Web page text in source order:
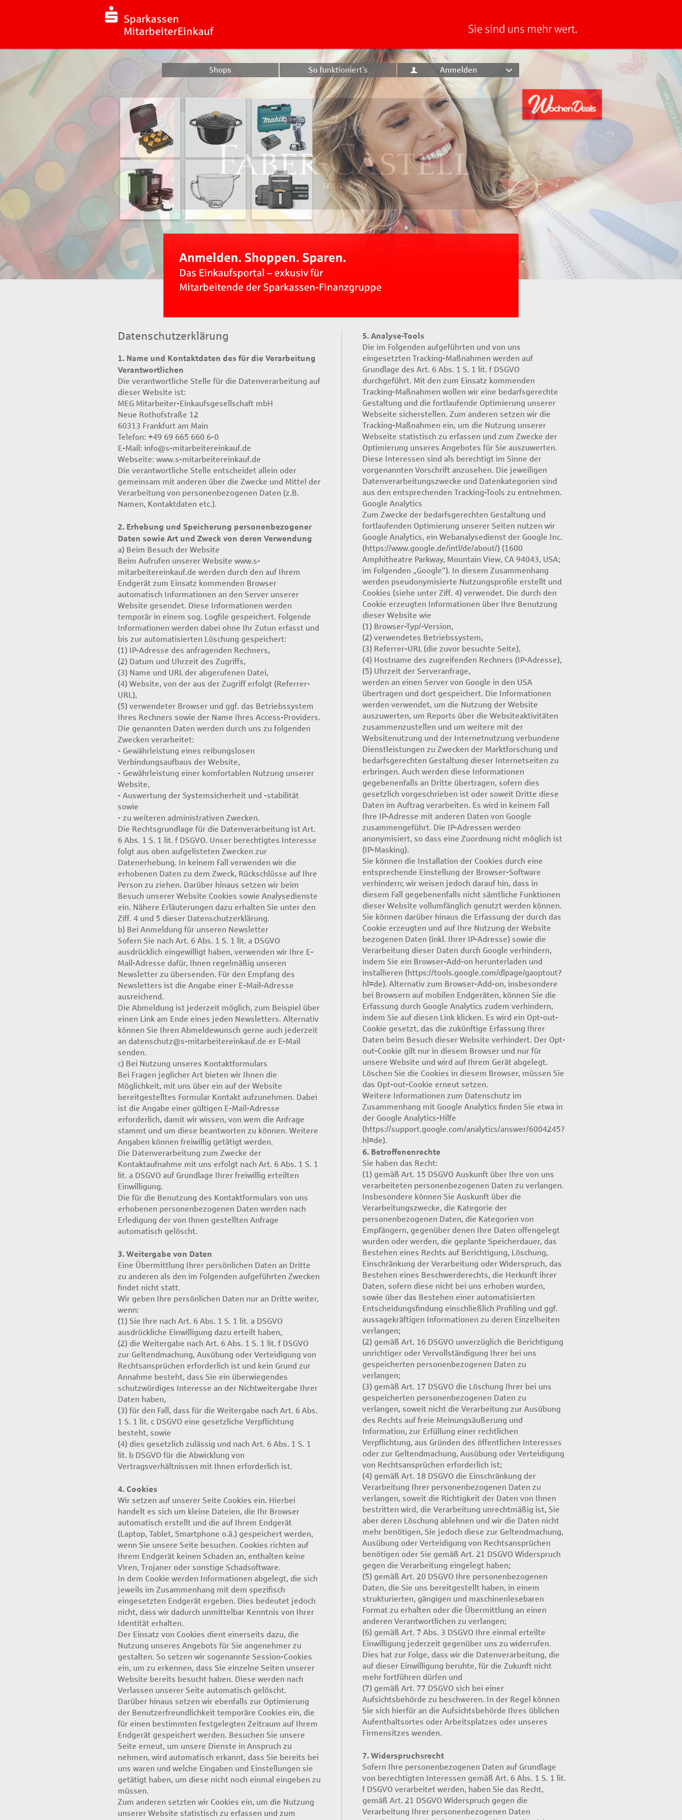
Shops So funktioniert’s Anmelden
Datenschutzerklärung
1. Name und Kontaktdaten des für die Verarbeitung
Verantwortlichen
Die verantwortliche Stelle für die Datenverarbeitung auf
dieser Website ist:
MEG Mitarbeiter-Einkaufsgesellschaft mbH
Neue Rothofstraße 12
60313 Frankfurt am Main
Telefon: +49 69 665 660 6-0
E-Mail: info@s-mitarbeitereinkauf.de
Webseite: www.s-mitarbeitereinkauf.de
Die verantwortliche Stelle entscheidet allein oder
gemeinsam mit anderen über die Zwecke und Mittel der
Verarbeitung von personenbezogenen Daten (z.B.
Namen, Kontaktdaten etc.).
2. Erhebung und Speicherung personenbezogener
Daten sowie Art und Zweck von deren Verwendung
a) Beim Besuch der Website
Beim Aufrufen unserer Website www.s-
mitarbeitereinkauf.de werden durch den auf Ihrem
Endgerät zum Einsatz kommenden Browser
automatisch Informationen an den Server unserer
Website gesendet. Diese Informationen werden
temporär in einem sog. Logfile gespeichert. Folgende
Informationen werden dabei ohne Ihr Zutun erfasst und
bis zur automatisierten Löschung gespeichert:
(1) IP-Adresse des anfragenden Rechners,
(2) Datum und Uhrzeit des Zugriffs,
(3) Name und URL der abgerufenen Datei,
(4) Website, von der aus der Zugriff erfolgt (Referrer-
URL),
(5) verwendeter Browser und ggf. das Betriebssystem
Ihres Rechners sowie der Name Ihres Access-Providers.
Die genannten Daten werden durch uns zu folgenden
Zwecken verarbeitet:
- Gewährleistung eines reibungslosen
Verbindungsaufbaus der Website,
- Gewährleistung einer komfortablen Nutzung unserer
Website,
- Auswertung der Systemsicherheit und -stabilität
sowie
- zu weiteren administrativen Zwecken.
Die Rechtsgrundlage für die Datenverarbeitung ist Art.
6 Abs. 1 S. 1 lit. f DSGVO. Unser berechtigtes Interesse
folgt aus oben aufgelisteten Zwecken zur
Datenerhebung. In keinem Fall verwenden wir die
erhobenen Daten zu dem Zweck, Rückschlüsse auf Ihre
Person zu ziehen. Darüber hinaus setzen wir beim
Besuch unserer Website Cookies sowie Analysedienste
ein. Nähere Erläuterungen dazu erhalten Sie unter den
Ziff. 4 und 5 dieser Datenschutzerklärung.
b) Bei Anmeldung für unseren Newsletter
Sofern Sie nach Art. 6 Abs. 1 S. 1 lit. a DSGVO
ausdrücklich eingewilligt haben, verwenden wir Ihre E-
Mail-Adresse dafür, Ihnen regelmäßig unseren
Newsletter zu übersenden. Für den Empfang des
Newsletters ist die Angabe einer E-Mail-Adresse
ausreichend.
Die Abmeldung ist jederzeit möglich, zum Beispiel über
einen Link am Ende eines jeden Newsletters. Alternativ
können Sie Ihren Abmeldewunsch gerne auch jederzeit
an datenschutz@s-mitarbeitereinkauf.de er E-Mail
senden.
c) Bei Nutzung unseres Kontaktformulars
Bei Fragen jeglicher Art bieten wir Ihnen die
Möglichkeit, mit uns über ein auf der Website
bereitgestelltes Formular Kontakt aufzunehmen. Dabei
ist die Angabe einer gültigen E-Mail-Adresse
erforderlich, damit wir wissen, von wem die Anfrage
stammt und um diese beantworten zu können. Weitere
Angaben können freiwillig getätigt werden.
Die Datenverarbeitung zum Zwecke der
Kontaktaufnahme mit uns erfolgt nach Art. 6 Abs. 1 S. 1
lit. a DSGVO auf Grundlage Ihrer freiwillig erteilten
Einwilligung.
Die für die Benutzung des Kontaktformulars von uns
erhobenen personenbezogenen Daten werden nach
Erledigung der von Ihnen gestellten Anfrage
automatisch gelöscht.
3. Weitergabe von Daten
Eine Übermittlung Ihrer persönlichen Daten an Dritte
zu anderen als den im Folgenden aufgeführten Zwecken
findet nicht statt.
Wir geben Ihre persönlichen Daten nur an Dritte weiter,
wenn:
(1) Sie Ihre nach Art. 6 Abs. 1 S. 1 lit. a DSGVO
ausdrückliche Einwilligung dazu erteilt haben,
(2) die Weitergabe nach Art. 6 Abs. 1 S. 1 lit. f DSGVO
zur Geltendmachung, Ausübung oder Verteidigung von
Rechtsansprüchen erforderlich ist und kein Grund zur
Annahme besteht, dass Sie ein überwiegendes
schutzwürdiges Interesse an der Nichtweitergabe Ihrer
Daten haben,
(3) für den Fall, dass für die Weitergabe nach Art. 6 Abs.
1 S. 1 lit. c DSGVO eine gesetzliche Verpflichtung
besteht, sowie
(4) dies gesetzlich zulässig und nach Art. 6 Abs. 1 S. 1
lit. b DSGVO für die Abwicklung von
Vertragsverhältnissen mit Ihnen erforderlich ist.
4. Cookies
Wir setzen auf unserer Seite Cookies ein. Hierbei
handelt es sich um kleine Dateien, die Ihr Browser
automatisch erstellt und die auf Ihrem Endgerät
(Laptop, Tablet, Smartphone o.ä.) gespeichert werden,
wenn Sie unsere Seite besuchen. Cookies richten auf
Ihrem Endgerät keinen Schaden an, enthalten keine
Viren, Trojaner oder sonstige Schadsoftware.
In dem Cookie werden Informationen abgelegt, die sich
jeweils im Zusammenhang mit dem spezifisch
eingesetzten Endgerät ergeben. Dies bedeutet jedoch
nicht, dass wir dadurch unmittelbar Kenntnis von Ihrer
Identität erhalten.
Der Einsatz von Cookies dient einerseits dazu, die
Nutzung unseres Angebots für Sie angenehmer zu
gestalten. So setzen wir sogenannte Session-Cookies
ein, um zu erkennen, dass Sie einzelne Seiten unserer
Website bereits besucht haben. Diese werden nach
Verlassen unserer Seite automatisch gelöscht.
Darüber hinaus setzen wir ebenfalls zur Optimierung
der Benutzerfreundlichkeit temporäre Cookies ein, die
für einen bestimmten festgelegten Zeitraum auf Ihrem
Endgerät gespeichert werden. Besuchen Sie unsere
Seite erneut, um unsere Dienste in Anspruch zu
nehmen, wird automatisch erkannt, dass Sie bereits bei
uns waren und welche Eingaben und Einstellungen sie
getätigt haben, um diese nicht noch einmal eingeben zu
müssen.
Zum anderen setzten wir Cookies ein, um die Nutzung
unserer Website statistisch zu erfassen und zum
5. Analyse-Tools
Die im Folgenden aufgeführten und von uns
eingesetzten Tracking-Maßnahmen werden auf
Grundlage des Art. 6 Abs. 1 S. 1 lit. f DSGVO
durchgeführt. Mit den zum Einsatz kommenden
Tracking-Maßnahmen wollen wir eine bedarfsgerechte
Gestaltung und die fortlaufende Optimierung unserer
Webseite sicherstellen. Zum anderen setzen wir die
Tracking-Maßnahmen ein, um die Nutzung unserer
Webseite statistisch zu erfassen und zum Zwecke der
Optimierung unseres Angebotes für Sie auszuwerten.
Diese Interessen sind als berechtigt im Sinne der
vorgenannten Vorschrift anzusehen. Die jeweiligen
Datenverarbeitungszwecke und Datenkategorien sind
aus den entsprechenden Tracking-Tools zu entnehmen.
Google Analytics
Zum Zwecke der bedarfsgerechten Gestaltung und
fortlaufenden Optimierung unserer Seiten nutzen wir
Google Analytics, ein Webanalysedienst der Google Inc.
(https://www.google.de/intl/de/about/) (1600
Amphitheatre Parkway, Mountain View, CA 94043, USA;
im Folgenden „Google“). In diesem Zusammenhang
werden pseudonymisierte Nutzungsprofile erstellt und
Cookies (siehe unter Ziff. 4) verwendet. Die durch den
Cookie erzeugten Informationen über Ihre Benutzung
dieser Website wie
(1) Browser-Typ/-Version,
(2) verwendetes Betriebssystem,
(3) Referrer-URL (die zuvor besuchte Seite),
(4) Hostname des zugreifenden Rechners (IP-Adresse),
(5) Uhrzeit der Serveranfrage,
werden an einen Server von Google in den USA
übertragen und dort gespeichert. Die Informationen
werden verwendet, um die Nutzung der Website
auszuwerten, um Reports über die Websiteaktivitäten
zusammenzustellen und um weitere mit der
Websitenutzung und der Internetnutzung verbundene
Dienstleistungen zu Zwecken der Marktforschung und
bedarfsgerechten Gestaltung dieser Internetseiten zu
erbringen. Auch werden diese Informationen
gegebenenfalls an Dritte übertragen, sofern dies
gesetzlich vorgeschrieben ist oder soweit Dritte diese
Daten im Auftrag verarbeiten. Es wird in keinem Fall
Ihre IP-Adresse mit anderen Daten von Google
zusammengeführt. Die IP-Adressen werden
anonymisiert, so dass eine Zuordnung nicht möglich ist
(IP-Masking).
Sie können die Installation der Cookies durch eine
entsprechende Einstellung der Browser-Software
verhindern; wir weisen jedoch darauf hin, dass in
diesem Fall gegebenenfalls nicht sämtliche Funktionen
dieser Website vollumfänglich genutzt werden können.
Sie können darüber hinaus die Erfassung der durch das
Cookie erzeugten und auf Ihre Nutzung der Website
bezogenen Daten (inkl. Ihrer IP-Adresse) sowie die
Verarbeitung dieser Daten durch Google verhindern,
indem Sie ein Browser-Add-on herunterladen und
installieren (https://tools.google.com/dlpage/gaoptout?
hl=de). Alternativ zum Browser-Add-on, insbesondere
bei Browsern auf mobilen Endgeräten, können Sie die
Erfassung durch Google Analytics zudem verhindern,
indem Sie auf diesen Link klicken. Es wird ein Opt-out-
Cookie gesetzt, das die zukünftige Erfassung Ihrer
Daten beim Besuch dieser Website verhindert. Der Opt-
out-Cookie gilt nur in diesem Browser und nur für
unsere Website und wird auf Ihrem Gerät abgelegt.
Löschen Sie die Cookies in diesem Browser, müssen Sie
das Opt-out-Cookie erneut setzen.
Weitere Informationen zum Datenschutz im
Zusammenhang mit Google Analytics finden Sie etwa in
der Google Analytics-Hilfe
(https://support.google.com/analytics/answer/6004245?
hl=de).
6. Betroffenenrechte
Sie haben das Recht:
(1) gemäß Art. 15 DSGVO Auskunft über Ihre von uns
verarbeiteten personenbezogenen Daten zu verlangen.
Insbesondere können Sie Auskunft über die
Verarbeitungszwecke, die Kategorie der
personenbezogenen Daten, die Kategorien von
Empfängern, gegenüber denen Ihre Daten offengelegt
wurden oder werden, die geplante Speicherdauer, das
Bestehen eines Rechts auf Berichtigung, Löschung,
Einschränkung der Verarbeitung oder Widerspruch, das
Bestehen eines Beschwerderechts, die Herkunft ihrer
Daten, sofern diese nicht bei uns erhoben wurden,
sowie über das Bestehen einer automatisierten
Entscheidungsfindung einschließlich Profiling und ggf.
aussagekräftigen Informationen zu deren Einzelheiten
verlangen;
(2) gemäß Art. 16 DSGVO unverzüglich die Berichtigung
unrichtiger oder Vervollständigung Ihrer bei uns
gespeicherten personenbezogenen Daten zu
verlangen;
(3) gemäß Art. 17 DSGVO die Löschung Ihrer bei uns
gespeicherten personenbezogenen Daten zu
verlangen, soweit nicht die Verarbeitung zur Ausübung
des Rechts auf freie Meinungsäußerung und
Information, zur Erfüllung einer rechtlichen
Verpflichtung, aus Gründen des öffentlichen Interesses
oder zur Geltendmachung, Ausübung oder Verteidigung
von Rechtsansprüchen erforderlich ist;
(4) gemäß Art. 18 DSGVO die Einschränkung der
Verarbeitung Ihrer personenbezogenen Daten zu
verlangen, soweit die Richtigkeit der Daten von Ihnen
bestritten wird, die Verarbeitung unrechtmäßig ist, Sie
aber deren Löschung ablehnen und wir die Daten nicht
mehr benötigen, Sie jedoch diese zur Geltendmachung,
Ausübung oder Verteidigung von Rechtsansprüchen
benötigen oder Sie gemäß Art. 21 DSGVO Widerspruch
gegen die Verarbeitung eingelegt haben;
(5) gemäß Art. 20 DSGVO Ihre personenbezogenen
Daten, die Sie uns bereitgestellt haben, in einem
strukturierten, gängigen und maschinenlesebaren
Format zu erhalten oder die Übermittlung an einen
anderen Verantwortlichen zu verlangen;
(6) gemäß Art. 7 Abs. 3 DSGVO Ihre einmal erteilte
Einwilligung jederzeit gegenüber uns zu widerrufen.
Dies hat zur Folge, dass wir die Datenverarbeitung, die
auf dieser Einwilligung beruhte, für die Zukunft nicht
mehr fortführen dürfen und
(7) gemäß Art. 77 DSGVO sich bei einer
Aufsichtsbehörde zu beschweren. In der Regel können
Sie sich hierfür an die Aufsichtsbehörde Ihres üblichen
Aufenthaltsortes oder Arbeitsplatzes oder unseres
Firmensitzes wenden.
7. Widerspruchsrecht
Sofern Ihre personenbezogenen Daten auf Grundlage
von berechtigten Interessen gemäß Art. 6 Abs. 1 S. 1 lit.
f DSGVO verarbeitet werden, haben Sie das Recht,
gemäß Art. 21 DSGVO Widerspruch gegen die
Verarbeitung Ihrer personenbezogenen Daten